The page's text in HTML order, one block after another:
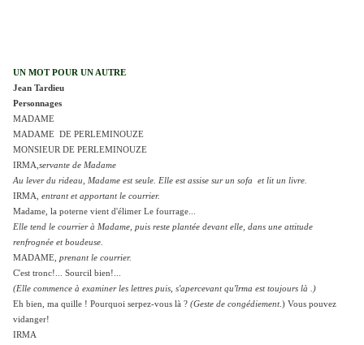
UN MOT POUR UN AUTRE
Jean Tardieu
Personnages
MADAME
MADAME DE PERLEMINOUZE
MONSIEUR DE PERLEMINOUZE
IRMA, servante de Madame
Au lever du rideau, Madame est seule. Elle est assise sur un sofa et lit un livre.
IRMA , entrant et apportant le courrier.
Madame, la poterne vient d'élimer Le fourrage...
Elle tend le courrier à Madame, puis reste plantée devant elle, dans une attitude
renfrognée et boudeuse.
MADAME, prenant le courrier.
C'est tronc!... Sourcil bien!...
(Elle commence à examiner les lettres puis, s'apercevant qu'lrma est toujours là .)
Eh bien, ma quille ! Pourquoi serpez-vous là ? (Geste de congédiement .) Vous pouvez
vidanger!
IRMA